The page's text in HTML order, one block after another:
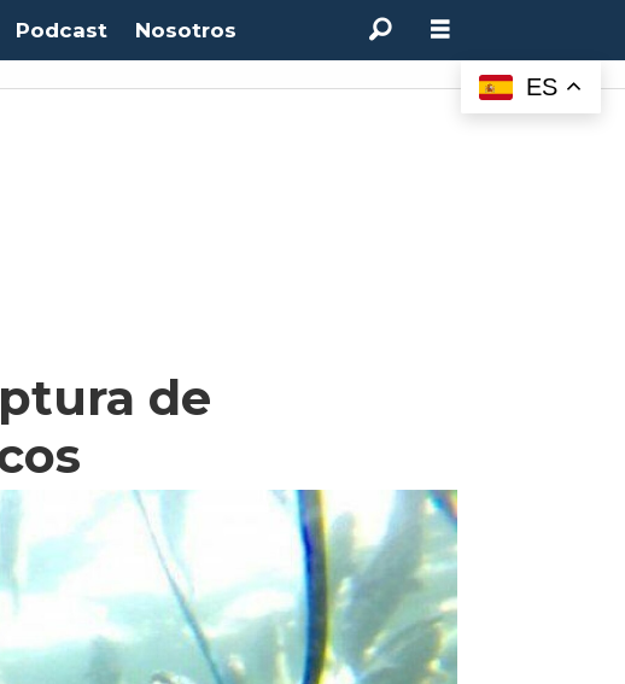
Podcast Nosotros
de
ES